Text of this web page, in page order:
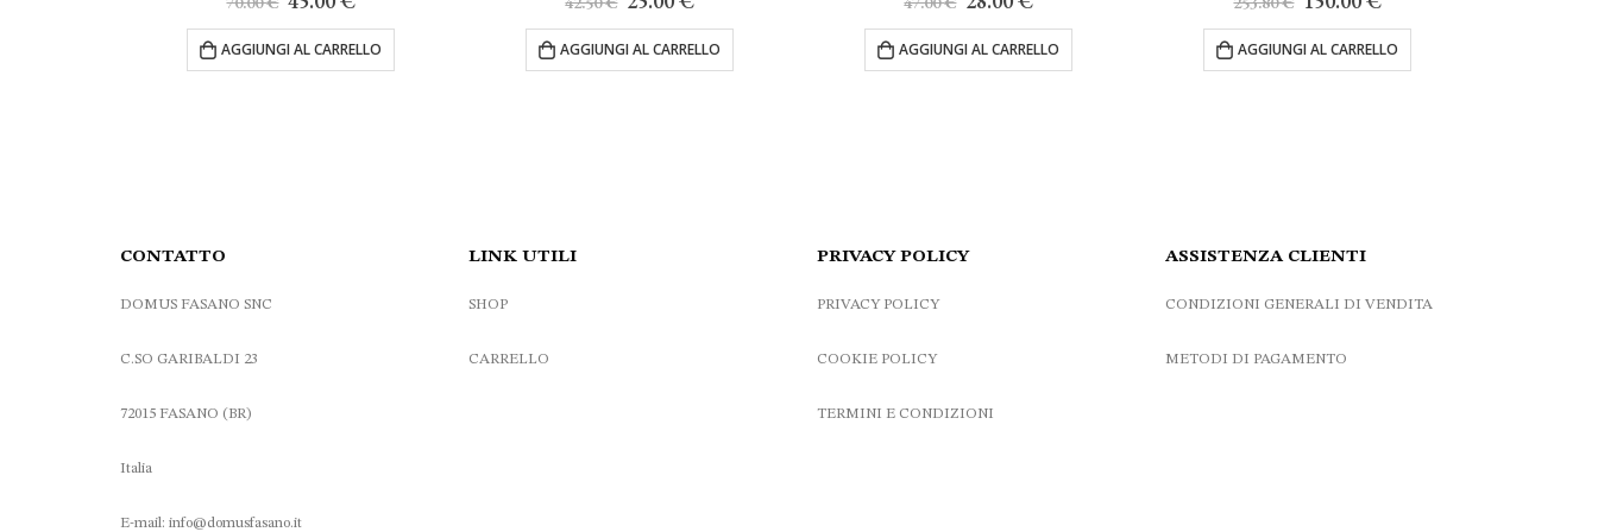
originale
era:
attuale
è:
AGGIUNGI AL CARRELLO originale
era:
attuale
è:
AGGIUNGI AL CARRELLO originale
era:
attuale
è:
AGGIUNGI AL CARRELLO originale
era:
attuale
è:
AGGIUNGI AL CARRELLO
CONTATTO
DOMUS FASANO SNC
C.SO GARIBALDI 23
72015 FASANO (BR)
Italia
E-mail: info@domusfasano.it
LINK UTILI
SHOP
CARRELLO
PRIVACY POLICY
PRIVACY POLICY
COOKIE POLICY
TERMINI E CONDIZIONI
ASSISTENZA CLIENTI
CONDIZIONI GENERALI DI VENDITA
METODI DI PAGAMENTO